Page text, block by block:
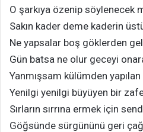
O şarkıya özenip söylenecek
Sakın kader deme kaderin
Ne yapsalar boş göklerden
Gün batsa ne olur geceyi
Yanmışsam külümden
Yenilgi yenilgi büyüyen bir
Sırların sırrına ermek için
Göğsünde sürgününü geri